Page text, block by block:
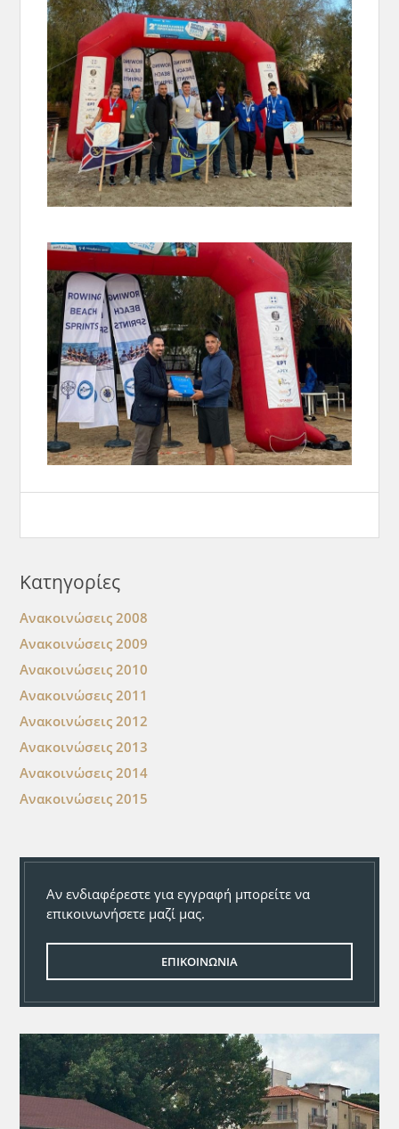
Κατηγορίες
Ανακοινώσεις 2008
Ανακοινώσεις 2009
Ανακοινώσεις 2010
Ανακοινώσεις 2011
Ανακοινώσεις 2012
Ανακοινώσεις 2013
Ανακοινώσεις 2014
Ανακοινώσεις 2015
Αν ενδιαφέρεστε για εγγραφή μπορείτε να
επικοινωνήσετε μαζί μας.
ΕΠΙΚΟΙΝΩΝΙΑ